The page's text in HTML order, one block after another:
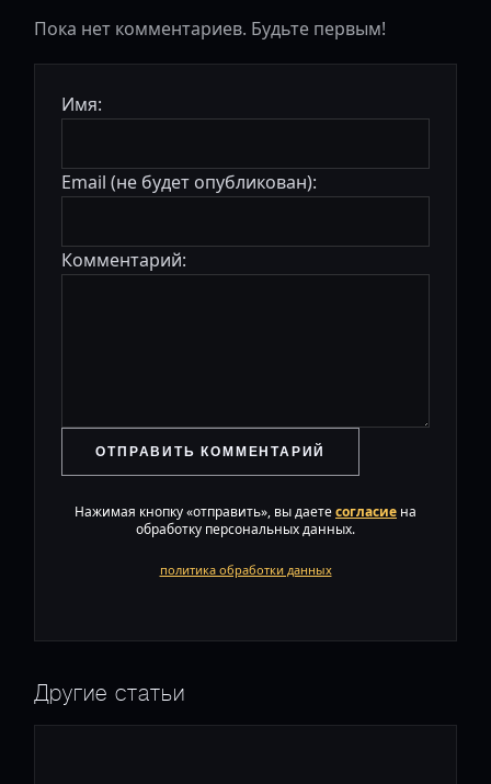
Пока нет комментариев. Будьте первым!
Имя:
Email (не будет опубликован):
Комментарий:
ОТПРАВИТЬ КОММЕНТАРИЙ
Нажимая кнопку «отправить», вы даетесогласие на
обработку персональных данных.
политика обработки данных
Другие статьи